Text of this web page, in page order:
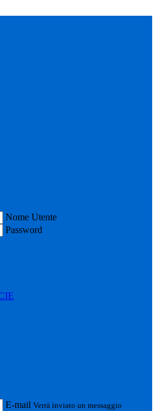
Nome Utente
Password
E-mail Verrà inviato un messaggio